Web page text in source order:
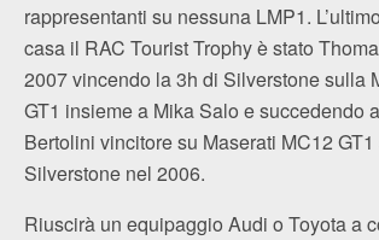
rappresentanti su nessuna LMP1.
casa il RAC Tourist Trophy è stato
2007 vincendo la 3h di Silverstone sulla
GT1 insieme a Mika Salo e succedendo
Bertolini vincitore su Maserati MC12
Silverstone nel 2006.
Riuscirà un equipaggio Audi o Toyota a